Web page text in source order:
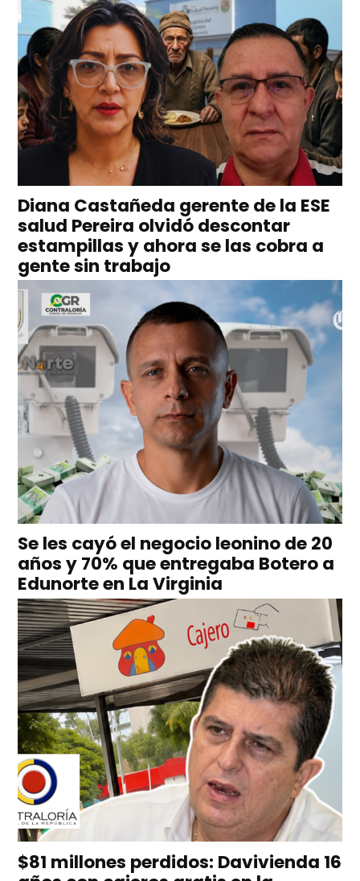
Diana Castañeda gerente de la ESE
salud Pereira olvidó descontar
estampillas y ahora se las cobra a
gente sin trabajo
Se les cayó el negocio leonino de 20
años y 70% que entregaba Botero a
Edunorte en La Virginia
$81 millones perdidos: Davivienda 16